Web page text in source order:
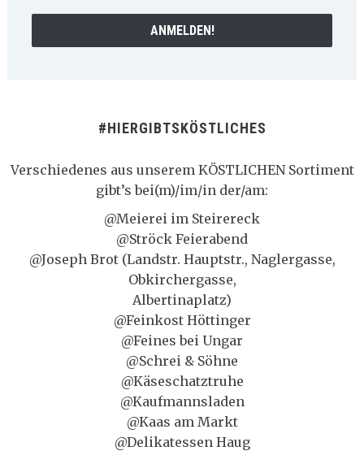
#HIERGIBTSKÖSTLICHES
Verschiedenes aus unserem KÖSTLICHEN Sortiment
gibt’s bei(m)/im/in der/am:
@Meierei im Steirereck
@Ströck Feierabend
@Joseph Brot (Landstr. Hauptstr., Naglergasse,
Obkirchergasse,
Albertinaplatz)
@Feinkost Höttinger
@Feines bei Ungar
@Schrei & Söhne
@Käseschatztruhe
@Kaufmannsladen
@Kaas am Markt
@Delikatessen Haug